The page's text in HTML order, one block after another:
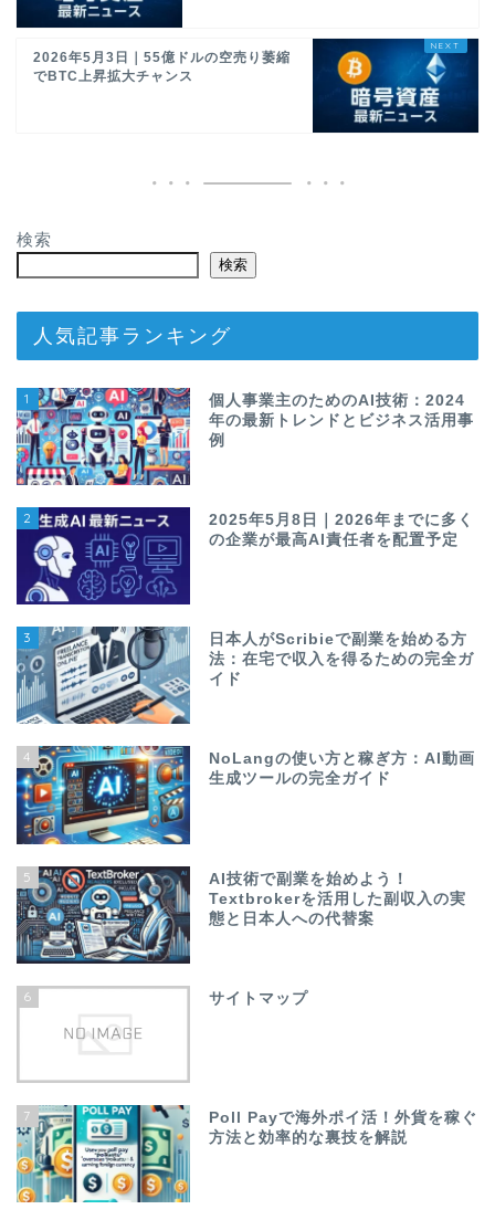
2026年5月3日｜55億ドルの空売り萎縮
でBTC上昇拡大チャンス
検索
検索
人気記事ランキング
1
個人事業主のためのAI技術：2024
年の最新トレンドとビジネス活用事
例
2
2025年5月8日｜2026年までに多く
の企業が最高AI責任者を配置予定
3
日本人がScribieで副業を始める方
法：在宅で収入を得るための完全ガ
イド
4
NoLangの使い方と稼ぎ方：AI動画
生成ツールの完全ガイド
5
AI技術で副業を始めよう！
Textbrokerを活用した副収入の実
態と日本人への代替案
6 サイトマップ
7
Poll Payで海外ポイ活！外貨を稼ぐ
方法と効率的な裏技を解説